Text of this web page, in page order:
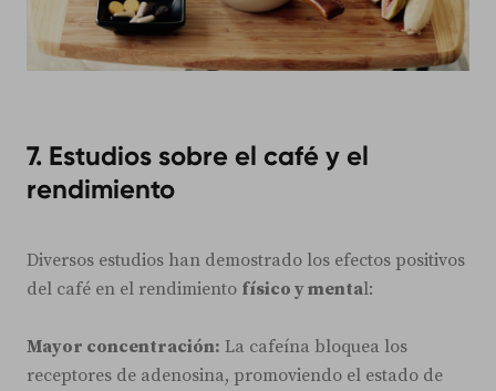
7. Estudios sobre el café y el
rendimiento
Diversos estudios han demostrado los efectos positivos
del café en el rendimiento físico y mental:
Mayor concentración: La cafeína bloquea los
receptores de adenosina, promoviendo el estado de